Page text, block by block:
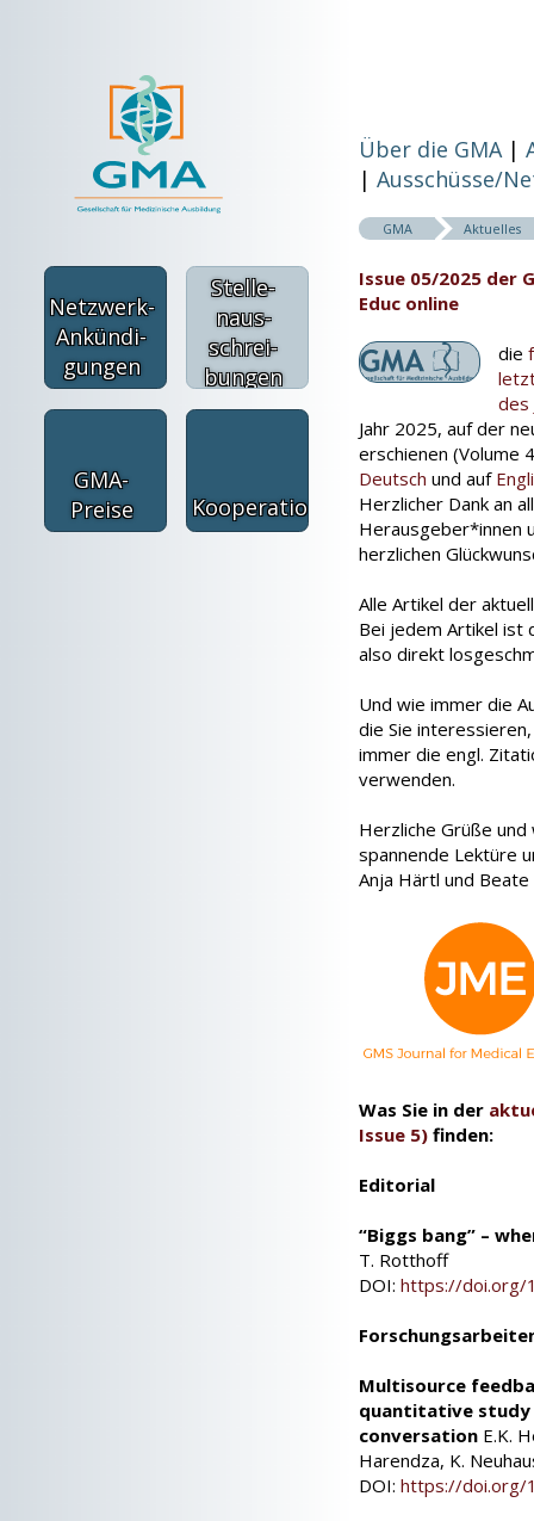
Über die GMA
Ausschüsse/
GMA Aktuelles
Issue 05/2025 der
Educ online
die
des
Jahr 2025, auf der
erschienen (Volume
Deutsch und auf
Herzlicher Dank an
Herausgeber*innen
herzlichen
Alle Artikel der
Bei jedem Artikel ist
also direkt
Und wie immer die
die Sie
immer die engl.
verwenden.
Herzliche Grüße und
spannende Lektüre
Anja Härtl und
Was Sie in der
Issue 5) finden:
Editorial
“Biggs bang” –
T. Rotthoff
DOI:https://doi.org/
Multisource
quantitative
conversation E.K.
Harendza, K.
DOI:https://doi.org/
Net­zwer­k-
An­kündi­
gun­gen
Stel­le­
naus­
schrei­
bun­gen
GMA-
Preise
Kooperationen